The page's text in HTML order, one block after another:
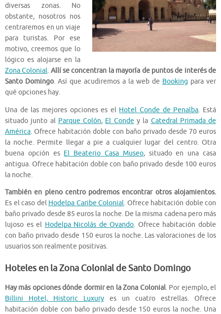
diversas zonas. No
obstante, nosotros nos
centraremos en un viaje
para turistas. Por ese
motivo, creemos que lo
lógico es alojarse en la
Zona Colonial. Allí se concentran la mayoría de puntos de interés de
Santo Domingo. Así que acudiremos a la web de Booking para ver
qué opciones hay.
Una de las mejores opciones es el Hotel Conde de Penalba. Está
situado junto al Parque Colón, El Conde y la Catedral Primada de
América. Ofrece habitación doble con baño privado desde 70 euros
la noche. Permite llegar a pie a cualquier lugar del centro. Otra
buena opción es El Beaterio Casa Museo, situado en una casa
antigua. Ofrece habitación doble con baño privado desde 100 euros
la noche.
También en pleno centro podremos encontrar otros alojamientos.
Es el caso del Hodelpa Caribe Colonial. Ofrece habitación doble con
baño privado desde 85 euros la noche. De la misma cadena pero más
lujoso es el Hodelpa Nicolás de Ovando. Ofrece habitación doble
con baño privado desde 150 euros la noche. Las valoraciones de los
usuarios son realmente positivas.
Hoteles en la Zona Colonial de Santo Domingo
Hay más opciones dónde dormir en la Zona Colonial. Por ejemplo, el
Billini Hotel, Historic Luxury es un cuatro estrellas. Ofrece
habitación doble con baño privado desde 150 euros la noche. Una